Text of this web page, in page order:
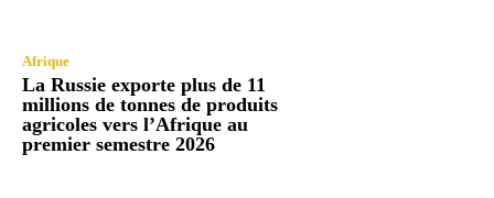
Afrique
La Russie exporte plus de 11
millions de tonnes de produits
agricoles vers l’Afrique au
premier semestre 2026